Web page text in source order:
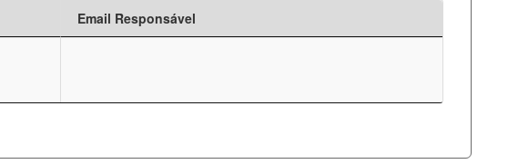
Email Responsável